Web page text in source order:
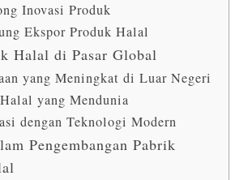
Inovasi Produk
Ekspor Produk Halal
Halal di Pasar Global
yang Meningkat di Luar Negeri
yang Mendunia
dengan Teknologi Modern
Pengembangan Pabrik